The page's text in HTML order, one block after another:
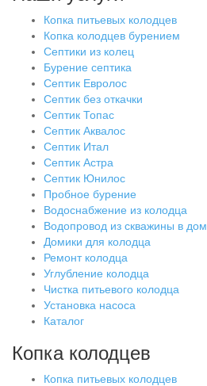
Копка питьевых колодцев
Копка колодцев бурением
Септики из колец
Бурение септика
Септик Евролос
Септик без откачки
Септик Топас
Септик Аквалос
Септик Итал
Септик Астра
Септик Юнилос
Пробное бурение
Водоснабжение из колодца
Водопровод из скважины в дом
Домики для колодца
Ремонт колодца
Углубление колодца
Чистка питьевого колодца
Установка насоса
Каталог
Копка колодцев
Копка питьевых колодцев